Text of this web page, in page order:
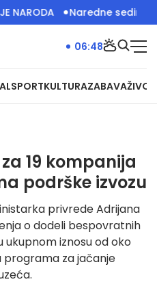
Naredne sedinice dizel
SPORTKULTURAZABAVAŽIVOT
06:48
19 kompanija
podrške izvozu
privrede Adrijana
o dodeli bespovratnih
iznosu od oko
programa za jačanje